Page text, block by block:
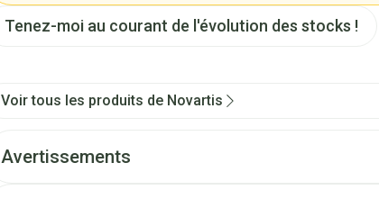
Tenez-moi au courant de l'évolution des stocks !
Voir tous les produits de Novartis
Avertissements